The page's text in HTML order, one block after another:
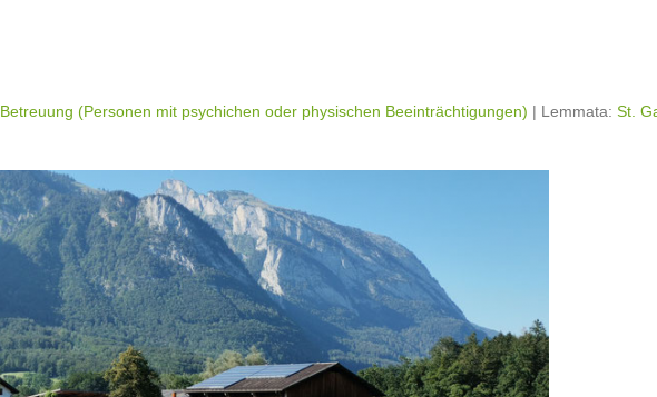
Betreuung (Personen mit psychichen oder physischen Beeinträchtigungen) | Lemmata: St.